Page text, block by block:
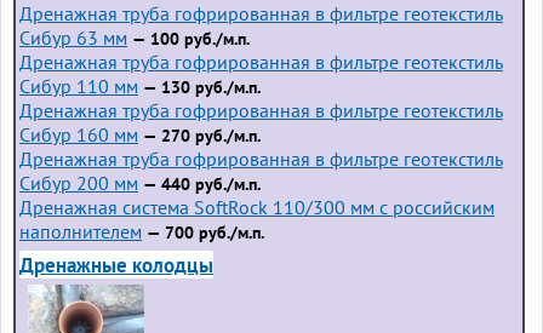
Дренажная труба гофрированная в фильтре геотекстиль
Сибур 63 мм — 100 руб./м.п.
Дренажная труба гофрированная в фильтре геотекстиль
Сибур 110 мм — 130 руб./м.п.
Дренажная труба гофрированная в фильтре геотекстиль
Сибур 160 мм — 270 руб./м.п.
Дренажная труба гофрированная в фильтре геотекстиль
Сибур 200 мм — 440 руб./м.п.
Дренажная система SoftRock 110/300 мм с российским
наполнителем — 700 руб./м.п.
Дренажные колодцы